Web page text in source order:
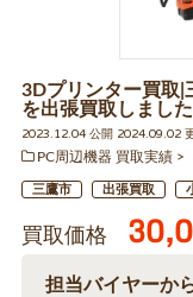
3Dプリンター買取|
を出張買取しました
2023.12.04 公開 2024.09.02
PC周辺機器 買取実績
三鷹市 出張買取
買取価格
担当バイヤーか